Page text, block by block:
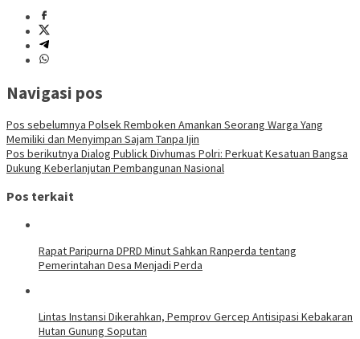
Navigasi pos
Pos sebelumnya Polsek Remboken Amankan Seorang Warga Yang
Memiliki dan Menyimpan Sajam Tanpa Ijin
Pos berikutnya Dialog Publick Divhumas Polri: Perkuat Kesatuan Bangsa
Dukung Keberlanjutan Pembangunan Nasional
Pos terkait
Rapat Paripurna DPRD Minut Sahkan Ranperda tentang
Pemerintahan Desa Menjadi Perda
Lintas Instansi Dikerahkan, Pemprov Gercep Antisipasi Kebakaran
Hutan Gunung Soputan